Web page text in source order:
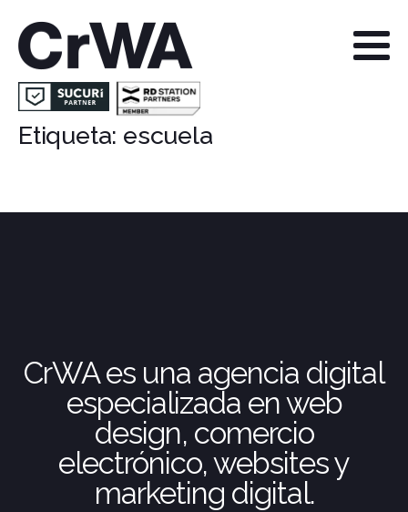
Etiqueta: escuela
CrWA es una agencia digital
especializada en web
design, comercio
electrónico, websites y
marketing digital.